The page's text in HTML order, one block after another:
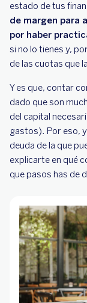
Cuida de
estado de tus
de margen para
por haber
si no lo tienes y,
de las cuotas que
Y es que, contar
dado que son
del capital
gastos). Por eso,
deuda de la que
explicarte en qué
que pasos has de